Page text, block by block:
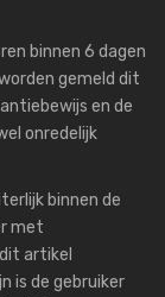
binnen 6 dagen
gemeld dit
en de
onredelijk
binnen de
met
artikel
is de gebruiker